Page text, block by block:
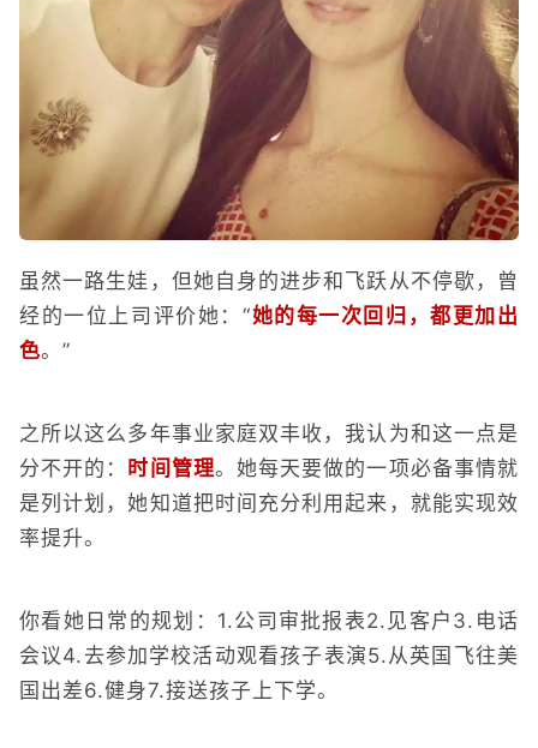
虽然一路生娃，但她自身的进步和飞跃从不停歇，曾
经的一位上司评价她：“她的每一次回归，都更加出
色。”
之所以这么多年事业家庭双丰收，我认为和这一点是
分不开的： 时间管理。她每天要做的一项必备事情就
是列计划，她知道把时间充分利用起来，就能实现效
率提升。
你看她日常的规划：1.公司审批报表2.见客户3.电话
会议4.去参加学校活动观看孩子表演5.从英国飞往美
国出差6.健身7.接送孩子上下学。